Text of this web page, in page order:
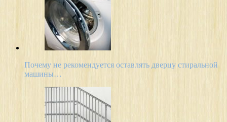
Почему не рекомендуется оставлять дверцу стиральной
машины…